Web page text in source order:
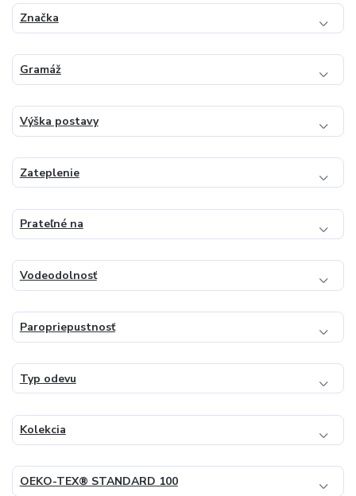
Značka
Gramáž
Výška postavy
Zateplenie
Prateľné na
Vodeodolnosť
Paropriepustnosť
Typ odevu
Kolekcia
OEKO-TEX® STANDARD 100